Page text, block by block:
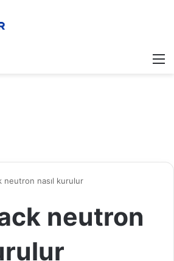
neutron nasıl kurulur
neutron